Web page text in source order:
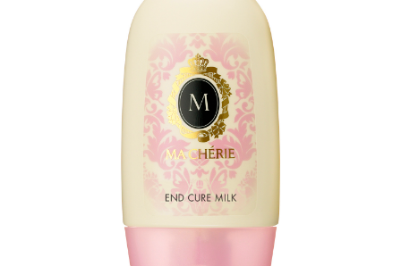
３．未成年的使用者請事先徵得法定代理人或監護人之同意方可使用
「AFTEE先享後付」，若未經同意申辦者引起之損失，本公司不負相關責
４．使用「AFTEE先享後付」時，將依據個別帳號之用戶狀況，依本公司即
時審查核予不同之上限額度；若仍有額度不足之情形，本公司將視審查結果
請求用戶進行身份認證。
５．嚴禁一人註冊多個帳號或使用他人資訊註冊。若發現惡意使用之情形，
恩沛科技股份有限公司將有權停止該用戶之使用額度並採取法律行動。
每筆NT$100，滿NT$790(含以上)免運費
付款後寶雅門市自取(由倉庫統一出貨)
每筆NT$80，滿NT$290(含以上)免運費